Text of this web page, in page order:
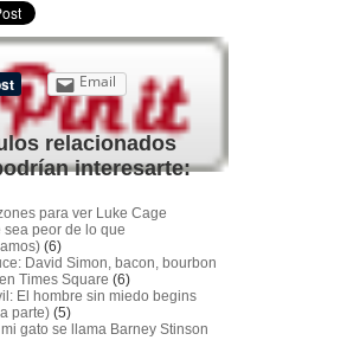
Email
relacionados
interesarte:
para ver Luke Cage
sea peor de lo que
(6)
David Simon, bacon, bourbon
Times Square (6)
El hombre sin miedo begins
parte) (5)
gato se llama Barney Stinson